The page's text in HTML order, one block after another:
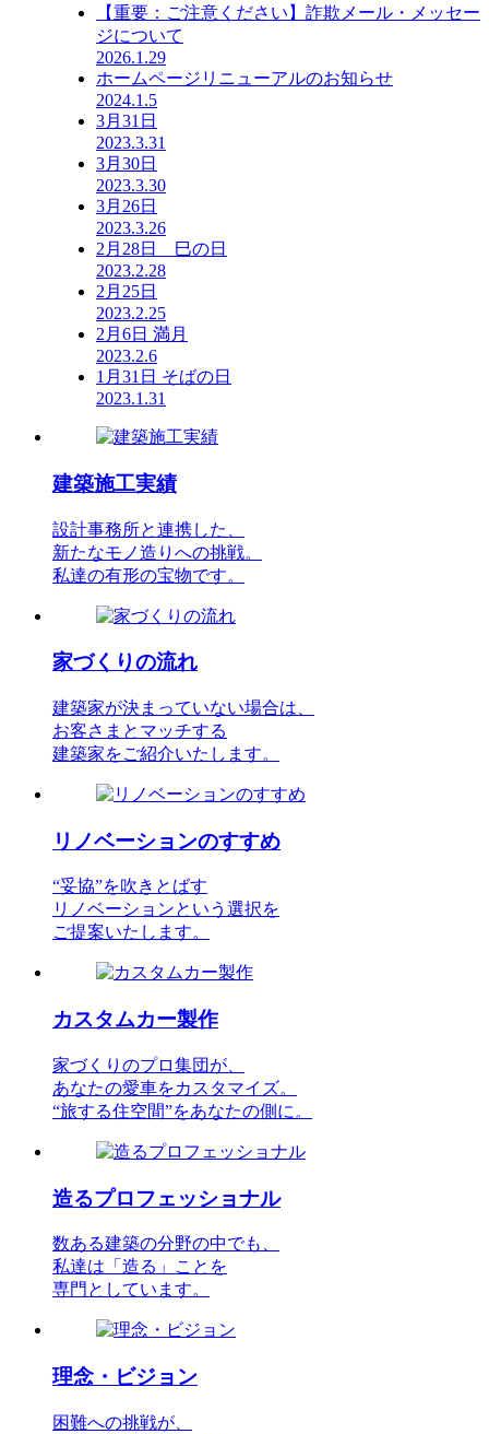
【重要：ご注意ください】詐欺メール・メッセー
ジについて
2026.1.29
ホームページリニューアルのお知らせ
2024.1.5
3月31日
2023.3.31
3月30日
2023.3.30
3月26日
2023.3.26
2月28日 巳の日
2023.2.28
2月25日
2023.2.25
2月6日 満月
2023.2.6
1月31日 そばの日
2023.1.31
建築施工実績
設計事務所と連携した、
新たなモノ造りへの挑戦。
私達の有形の宝物です。
家づくりの流れ
建築家が決まっていない場合は、
お客さまとマッチする
建築家をご紹介いたします。
リノベーションのすすめ
“妥協”を吹きとばす
リノベーションという選択を
ご提案いたします。
カスタムカー製作
家づくりのプロ集団が、
あなたの愛車をカスタマイズ。
“旅する住空間”をあなたの側に。
造るプロフェッショナル
数ある建築の分野の中でも、
私達は「造る」ことを
専門としています。
理念・ビジョン
困難への挑戦が、